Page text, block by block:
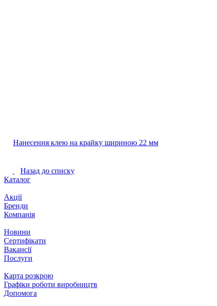
Нанесення клею на крайку шириною 22 мм
Назад до списку
Каталог
Акції
Бренди
Компанія
Новини
Сертифікати
Вакансії
Послуги
Карта розкрою
Графіки роботи виробництв
Допомога